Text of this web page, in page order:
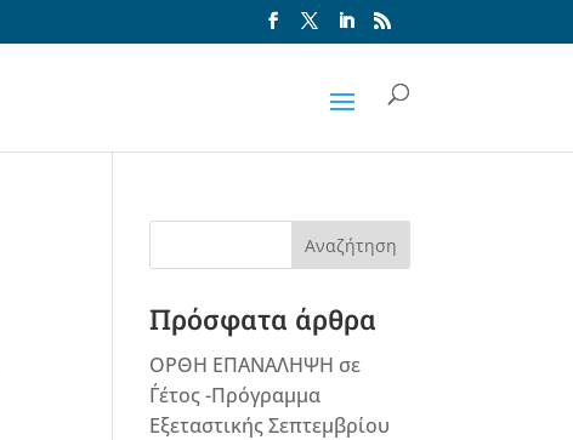
Αναζήτηση
Πρόσφατα άρθρα
ΟΡΘΗ ΕΠΑΝΑΛΗΨΗ σε
Γ΄έτος -Πρόγραμμα
Εξεταστικής Σεπτεμβρίου